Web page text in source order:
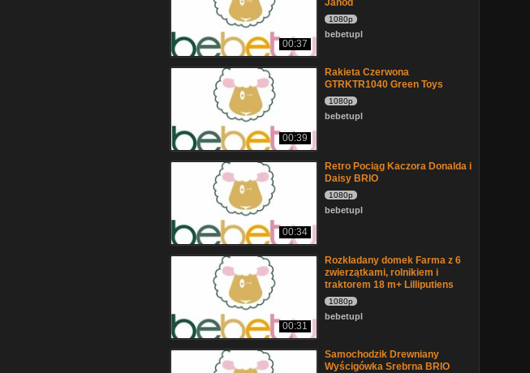
00:37
Janod
1080p
bebetupl
00:39
Rakieta Czerwona
GTRKTR1040 Green Toys
1080p
bebetupl
00:34
Retro Pociąg Kaczora Donalda i
Daisy BRIO
1080p
bebetupl
00:31
Rozkładany domek Farma z 6
zwierzątkami, rolnikiem i
traktorem 18 m+ Lilliputiens
1080p
bebetupl
Samochodzik Drewniany
Wyścigówka Srebrna BRIO